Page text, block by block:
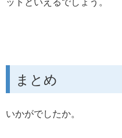
まとめ
いかがでしたか。